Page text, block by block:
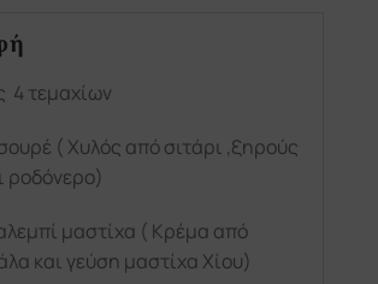
4 τεμαχίων
( Χυλός από σιτάρι ,ξηρούς
ροδόνερο)
μαστίχα ( Κρέμα από
και γεύση μαστίχα Χίου)